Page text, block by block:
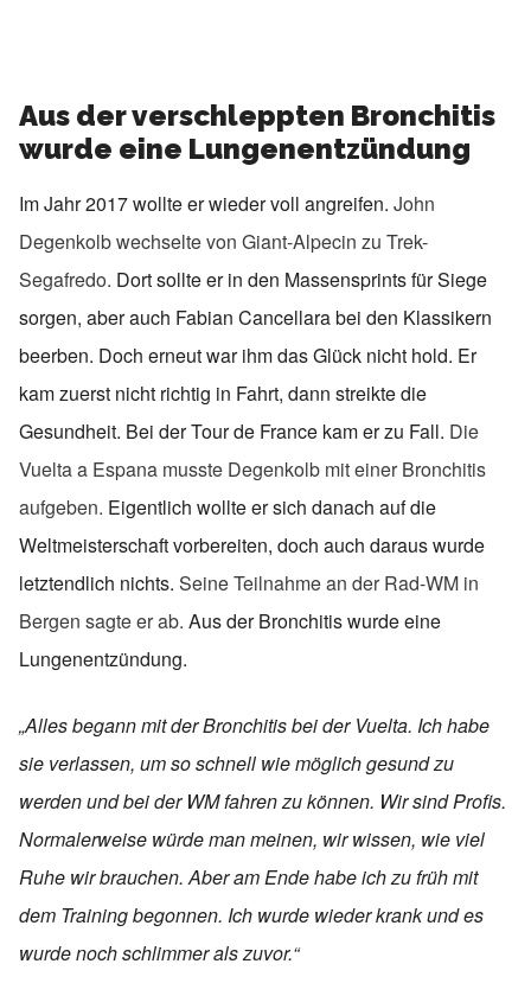
Aus der verschleppten Bronchitis
wurde eine Lungenentzündung
Im Jahr 2017 wollte er wieder voll angreifen. John
Degenkolb wechselte von Giant-Alpecin zu Trek-
Segafredo. Dort sollte er in den Massensprints für Siege
sorgen, aber auch Fabian Cancellara bei den Klassikern
beerben. Doch erneut war ihm das Glück nicht hold. Er
kam zuerst nicht richtig in Fahrt, dann streikte die
Gesundheit. Bei der Tour de France kam er zu Fall. Die
Vuelta a Espana musste Degenkolb mit einer Bronchitis
aufgeben. Eigentlich wollte er sich danach auf die
Weltmeisterschaft vorbereiten, doch auch daraus wurde
letztendlich nichts. Seine Teilnahme an der Rad-WM in
Bergen sagte er ab. Aus der Bronchitis wurde eine
Lungenentzündung.
„Alles begann mit der Bronchitis bei der Vuelta. Ich habe
sie verlassen, um so schnell wie möglich gesund zu
werden und bei der WM fahren zu können. Wir sind Profis.
Normalerweise würde man meinen, wir wissen, wie viel
Ruhe wir brauchen. Aber am Ende habe ich zu früh mit
dem Training begonnen. Ich wurde wieder krank und es
wurde noch schlimmer als zuvor.“